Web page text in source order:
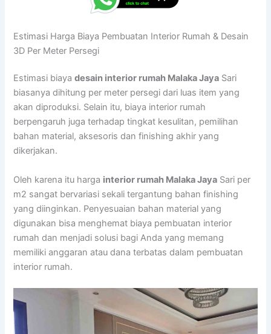
Estimasi Harga Biaya Pembuatan Interior Rumah & Desain
3D Per Meter Persegi
Estimasi biayadesain interior rumah Malaka Jaya Sari
biasanya dihitung per meter persegi dari luas item yang
akan diproduksi. Selain itu, biaya interior rumah
berpengaruh juga terhadap tingkat kesulitan, pemilihan
bahan material, aksesoris dan finishing akhir yang
dikerjakan.
Oleh karena itu harga interior rumah Malaka Jaya Sari per
m2 sangat bervariasi sekali tergantung bahan finishing
yang diinginkan. Penyesuaian bahan material yang
digunakan bisa menghemat biaya pembuatan interior
rumah dan menjadi solusi bagi Anda yang memang
memiliki anggaran atau dana terbatas dalam pembuatan
interior rumah.